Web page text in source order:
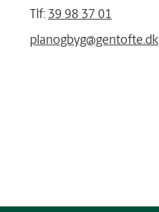
Tlf: 39 98 37 01
planogbyg@gentofte.dk